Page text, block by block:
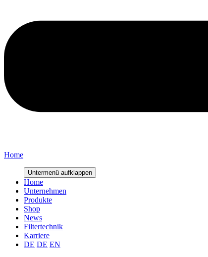
Home
Untermenü aufklappen
Home
Unternehmen
Produkte
Shop
News
Filtertechnik
Karriere
DE DE EN